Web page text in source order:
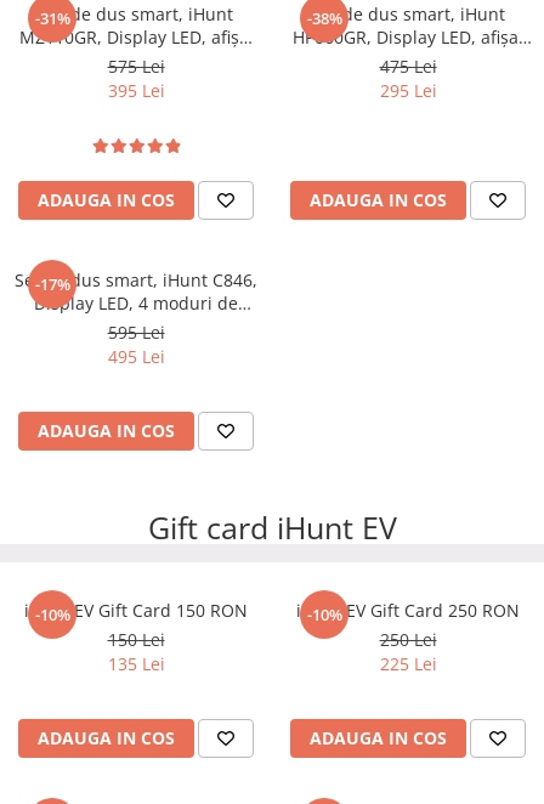
-31%
Set de dus smart, iHunt
MZ110GR, Display LED, afișaj
digital, 4 moduri de curgere,
ajustabil
575 Lei
395 Lei
ADAUGA IN COS
-38%
Set de dus smart, iHunt
HP060GR, Display LED, afișaj
digital, 4 moduri de curgere,
ajustabil
475 Lei
295 Lei
ADAUGA IN COS
-17%
Set de dus smart, iHunt C846,
Display LED, 4 moduri de
curgere
595 Lei
495 Lei
ADAUGA IN COS
Gift card iHunt EV
-10%
iHunt EV Gift Card 150 RON
150 Lei
135 Lei
ADAUGA IN COS
-10%
iHunt EV Gift Card 250 RON
250 Lei
225 Lei
ADAUGA IN COS